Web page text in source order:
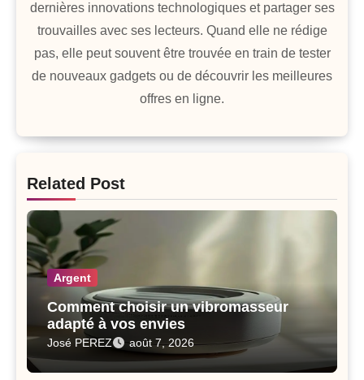
dernières innovations technologiques et partager ses
trouvailles avec ses lecteurs. Quand elle ne rédige
pas, elle peut souvent être trouvée en train de tester
de nouveaux gadgets ou de découvrir les meilleures
offres en ligne.
Related Post
Argent
Comment choisir un vibromasseur
adapté à vos envies
José PEREZ août 7, 2026